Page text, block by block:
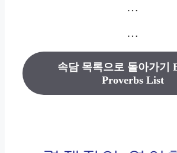
…
…
속담 목록으로 돌아가기
Proverbs List